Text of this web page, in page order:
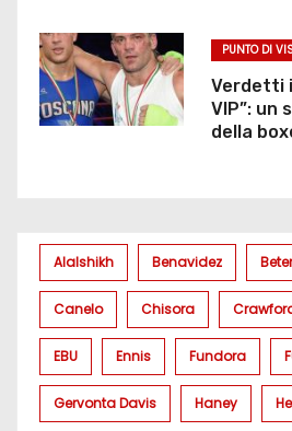
PUNTO DI
Verdetti
VIP”: un
della
Alalshikh Benavidez
Canelo Chisora
EBU Ennis Fundora
Gervonta Davis Haney